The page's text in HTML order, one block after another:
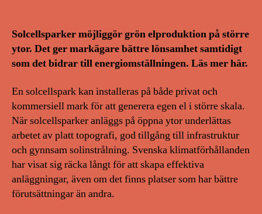
Solcellsparker möjliggör grön elproduktion på större
ytor. Det ger markägare bättre lönsamhet samtidigt
som det bidrar till energiomställningen. Läs mer här.
En solcellspark kan installeras på både privat och
kommersiell mark för att generera egen el i större skala.
När solcellsparker anläggs på öppna ytor underlättas
arbetet av platt topografi, god tillgång till infrastruktur
och gynnsam solinstrålning. Svenska klimatförhållanden
har visat sig räcka långt för att skapa effektiva
anläggningar, även om det finns platser som har bättre
förutsättningar än andra.